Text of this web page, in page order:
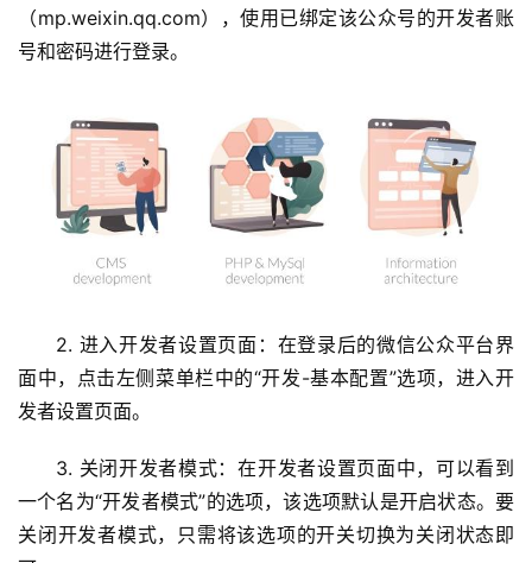
（mp.weixin.qq.com），使用已绑定该公众号的开发者账
号和密码进行登录。
2. 进入开发者设置页面：在登录后的微信公众平台界
面中，点击左侧菜单栏中的“开发-基本配置”选项，进入开
发者设置页面。
3. 关闭开发者模式：在开发者设置页面中，可以看到
一个名为“开发者模式”的选项，该选项默认是开启状态。要
关闭开发者模式，只需将该选项的开关切换为关闭状态即